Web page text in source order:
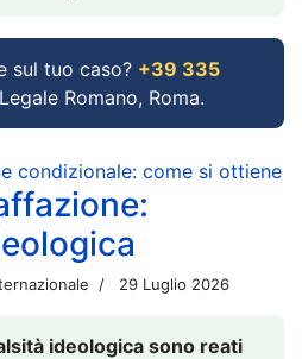
sul tuo caso? +39 335
Romano, Roma.
condizionale: come si ottiene
29 Luglio 2026
ideologica sono reati